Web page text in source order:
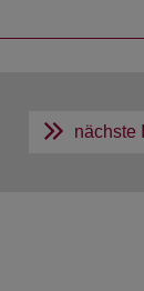
nächste